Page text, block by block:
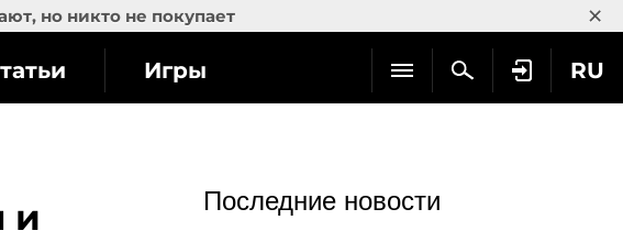
но никто не покупает ×
RU
Игры
и
Последние новости